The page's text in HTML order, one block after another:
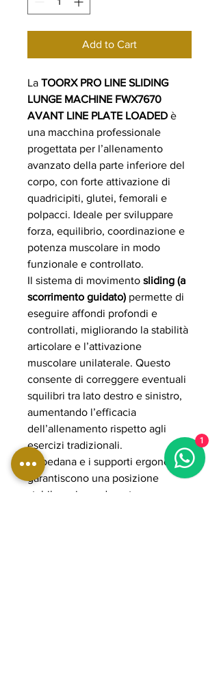
Add to Cart
La TOORX PRO LINE SLIDING
LUNGE MACHINE FWX7670
AVANT LINE PLATE LOADED è
una macchina professionale
progettata per l’allenamento
avanzato della parte inferiore del
corpo, con forte attivazione di
quadricipiti, glutei, femorali e
polpacci. Ideale per sviluppare
forza, equilibrio, coordinazione e
potenza muscolare in modo
funzionale e controllato.
Il sistema di movimento sliding (a
scorrimento guidato) permette di
eseguire affondi profondi e
controllati, migliorando la stabilità
articolare e l’attivazione
muscolare unilaterale. Questo
consente di correggere eventuali
squilibri tra lato destro e sinistro,
aumentando l’efficacia
dell’allenamento rispetto agli
esercizi tradizionali.
La pedana e i supporti ergonomici
garantiscono una posizione
stabile e sicura durante
1